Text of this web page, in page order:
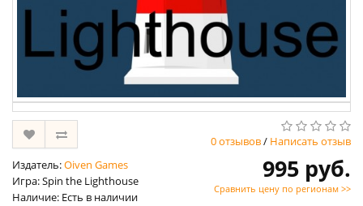
0 отзывов/ Написать отзыв
Издатель:Oiven Games
Игра: Spin the Lighthouse
Наличие: Есть в наличии
995 руб.
Сравнить цену по регионам >>